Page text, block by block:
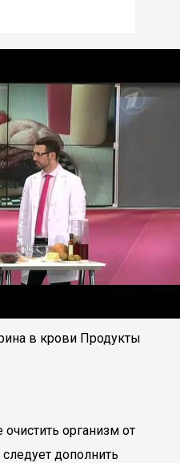
в крови Продукты
организм от
следует дополнить